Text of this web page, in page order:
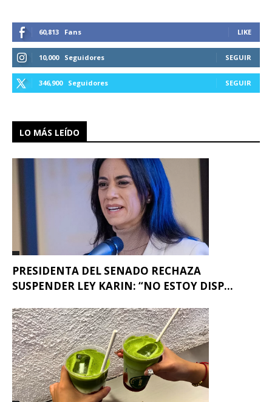
60,813 Fans LIKE
10,000 Seguidores SEGUIR
346,900 Seguidores SEGUIR
LO MÁS LEÍDO
PRESIDENTA DEL SENADO RECHAZA
SUSPENDER LEY KARIN: “NO ESTOY DISP...